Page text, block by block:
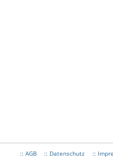
:: AGB :: Datenschutz ::